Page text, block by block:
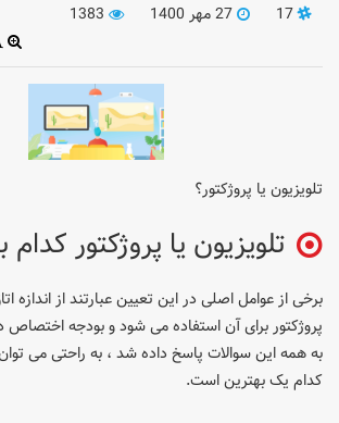
17 27 مهر 1400 1383
تلویزیون یا پروژکتور؟
تلویزیون یا پروژکتور
برخی از عوامل اصلی در این تعیین عبارتند از اندازه
پروژکتور برای آن استفاده می شود و بودجه
به همه این سوالات پاسخ داده شد ، به راحتی می
کدام یک بهترین است.